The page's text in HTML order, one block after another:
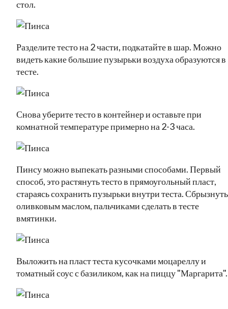
стол.
Разделите тесто на 2 части, подкатайте в шар. Можно
видеть какие большие пузырьки воздуха образуются в
тесте.
Снова уберите тесто в контейнер и оставьте при
комнатной температуре примерно на 2-3 часа.
Пинсу можно выпекать разными способами. Первый
способ, это растянуть тесто в прямоугольный пласт,
стараясь сохранить пузырьки внутри теста. Сбрызнуть
оливковым маслом, пальчиками сделать в тесте
вмятинки.
Выложить на пласт теста кусочками моцареллу и
томатный соус с базиликом, как на пиццу "Маргарита".